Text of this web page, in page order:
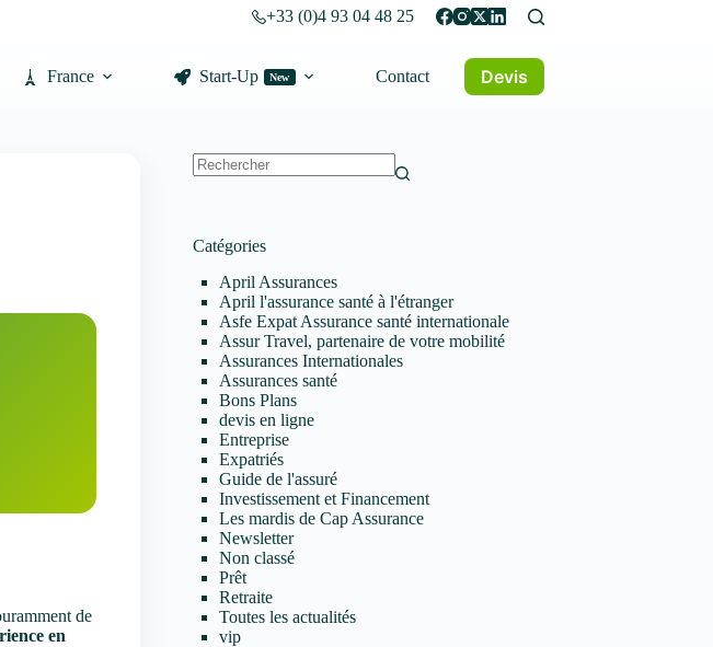
+33 (0)4 93 04 48 25
France Start-Up New Contact Devis
de
en
Catégories
April Assurances
April l'assurance santé à l'étranger
Asfe Expat Assurance santé internationale
Assur Travel, partenaire de votre mobilité
Assurances Internationales
Assurances santé
Bons Plans
devis en ligne
Entreprise
Expatriés
Guide de l'assuré
Investissement et Financement
Les mardis de Cap Assurance
Newsletter
Non classé
Prêt
Retraite
Toutes les actualités
vip